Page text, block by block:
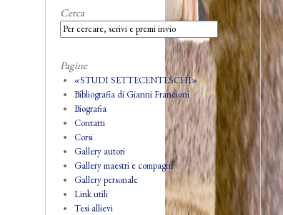
Cerca
Pagine
«STUDI SETTECENTESCHI»
Bibliografia di Gianni Francioni
Biografia
Contatti
Corsi
Gallery autori
Gallery maestri e compagni
Gallery personale
Link utili
Tesi allievi